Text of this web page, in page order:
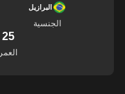
البرازيل
الجنسية
25
العمر